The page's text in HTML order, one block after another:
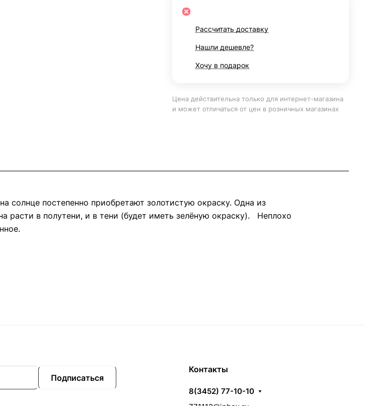
Рассчитать доставку
Нашли дешевле?
Хочу в подарок
Цена действительна только для интернет-магазина
и может отличаться от цен в розничных магазинах
солнце постепенно приобретают золотистую окраску. Одна из
в полутени, и в тени (будет иметь зелёную окраску). Неплохо
Подписаться
Контакты
8(3452) 77-10-10